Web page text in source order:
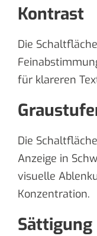
Kontrast
Die
für klareren
Die
Anzeige in
visuelle
Konzentration.
Sättigung